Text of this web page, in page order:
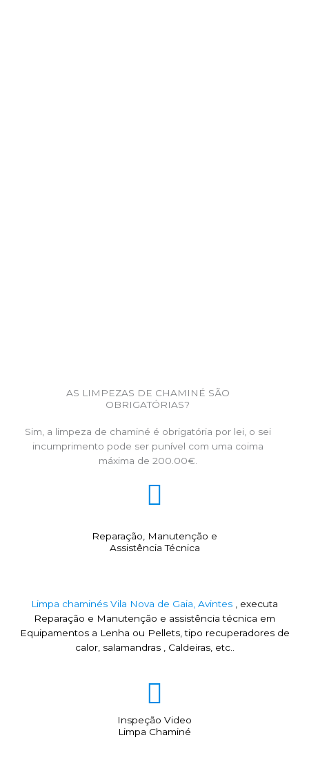
AS LIMPEZAS DE CHAMINÉ SÃO
OBRIGATÓRIAS?
Sim, a limpeza de chaminé é obrigatória por lei, o sei
incumprimento pode ser punível com uma coima
máxima de 200.00€.
Reparação, Manutenção e
Assistência Técnica
Limpa chaminés Vila Nova de Gaia, Avintes , executa
Reparação e Manutenção e assistência técnica em
Equipamentos a Lenha ou Pellets, tipo recuperadores de
calor, salamandras , Caldeiras, etc..
Inspeção Video
Limpa Chaminé